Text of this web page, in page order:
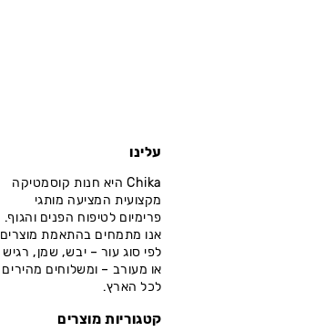
עלינו
Chika היא חנות קוסמטיקה
מקצועית המציעה מותגי
פרימיום לטיפוח הפנים והגוף.
אנו מתמחים בהתאמת מוצרים
לפי סוג עור – יבש, שמן, רגיש
או מעורב – ומשלוחים מהירים
לכל הארץ.
קטגוריות מוצרים